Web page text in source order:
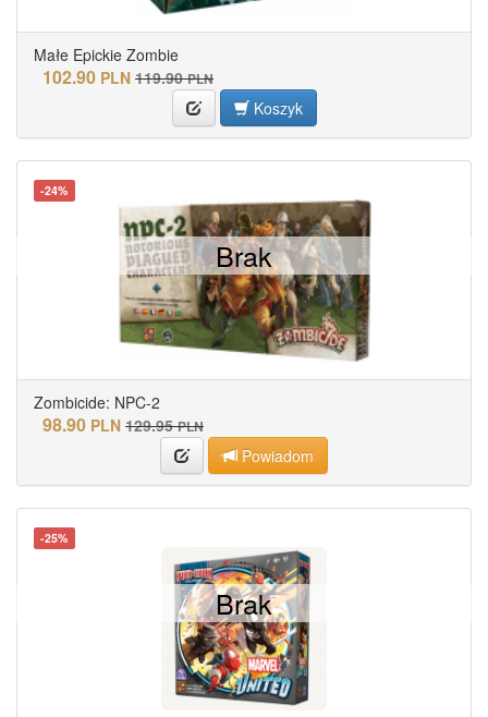
Małe Epickie Zombie
102.90 PLN 119.90 PLN
Koszyk
-24%
Zombicide: NPC-2
98.90 PLN 129.95 PLN
Powiadom
Brak
-25%
Brak